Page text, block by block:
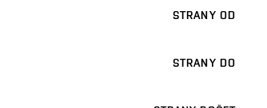
STRANY OD
STRANY DO